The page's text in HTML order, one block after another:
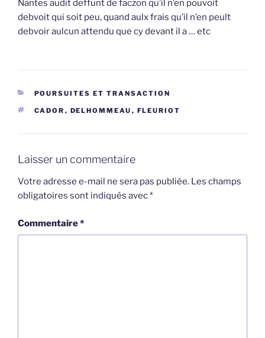
Nantes audit deffunt de faczon qu’il n’en pouvoit
debvoit qui soit peu, quand aulx frais qu’il n’en peult
debvoir aulcun attendu que cy devant il a … etc
CATÉGORIES
POURSUITES ET TRANSACTION
ÉTIQUETTES
CADOR , DELHOMMEAU , FLEURIOT
Laisser un commentaire
Votre adresse e-mail ne sera pas publiée. Les champs
obligatoires sont indiqués avec*
Commentaire*